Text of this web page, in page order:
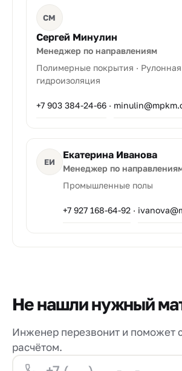
СМ
Сергей Минулин
Менеджер по направлениям
Полимерные покрытия · Рулонная
гидроизоляция
+7 903 384-24-66 ·
ЕИ
Екатерина Иванова
Менеджер по
Промышленные полы
+7 927 168-64-92 ·
Не нашли нужный
Инженер перезвонит и поможет
расчётом.